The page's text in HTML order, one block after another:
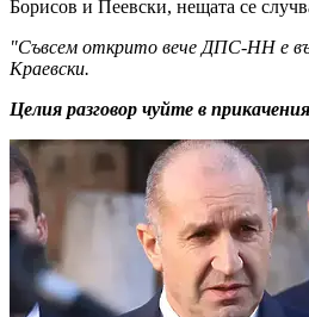
Борисов и Пеевски, нещата се
"Съвсем открито вече ДПС-НН е
Краевски.
Целия разговор чуйте в